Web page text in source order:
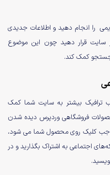
را انجام دهید و اطلاعات جدیدی
قرار دهید چون این موضوع
جستجو کمک کند.
ترافیک بیشتر به سایت شما کمک
فروشگاهی وردپرس دیده شدن
کلیک روی محصول شما می شود،
اجتماعی به اشتراک بگذارید و در